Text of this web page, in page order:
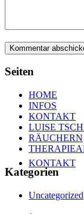
INFOS
KONTAKT
Seiten
HOME
INFOS
KONTAKT
LUISE
RÄUCHERN
Kategorien
Uncategorized